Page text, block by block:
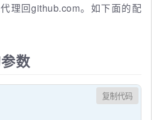
理回github.com。如下面的配
数
复制代码